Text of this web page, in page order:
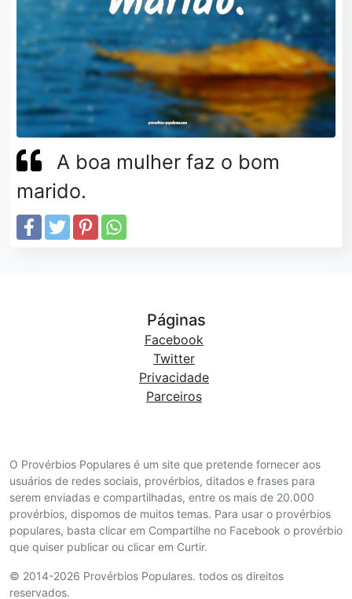
A boa mulher faz o bom
marido.
O Provérbios Populares é um site que pretende fornecer aos
usuários de redes sociais, provérbios, ditados e frases para
serem enviadas e compartilhadas, entre os mais de 20.000
provérbios, dispomos de muitos temas. Para usar o provérbios
populares, basta clicar em Compartilhe no Facebook o provérbio
que quiser publicar ou clicar em Curtir.
© 2014-2026 Provérbios Populares. todos os direitos
reservados.
Páginas
Facebook
Twitter
Privacidade
Parceiros